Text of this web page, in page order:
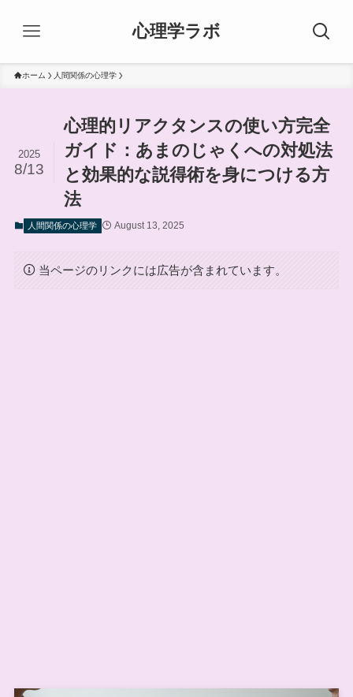
心理学ラボ
ホーム 人間関係の心理学
心理的リアクタンスの使い方完全
ガイド：あまのじゃくへの対処法
と効果的な説得術を身につける方
法
2025
8/13
人間関係の心理学 August 13, 2025
当ページのリンクには広告が含まれています。